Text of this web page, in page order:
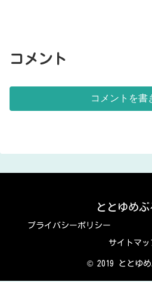
コメント
コメントを書
ととゆめぶ
プライバシーポリシー
サイトマッ
© 2019 ととゆめ